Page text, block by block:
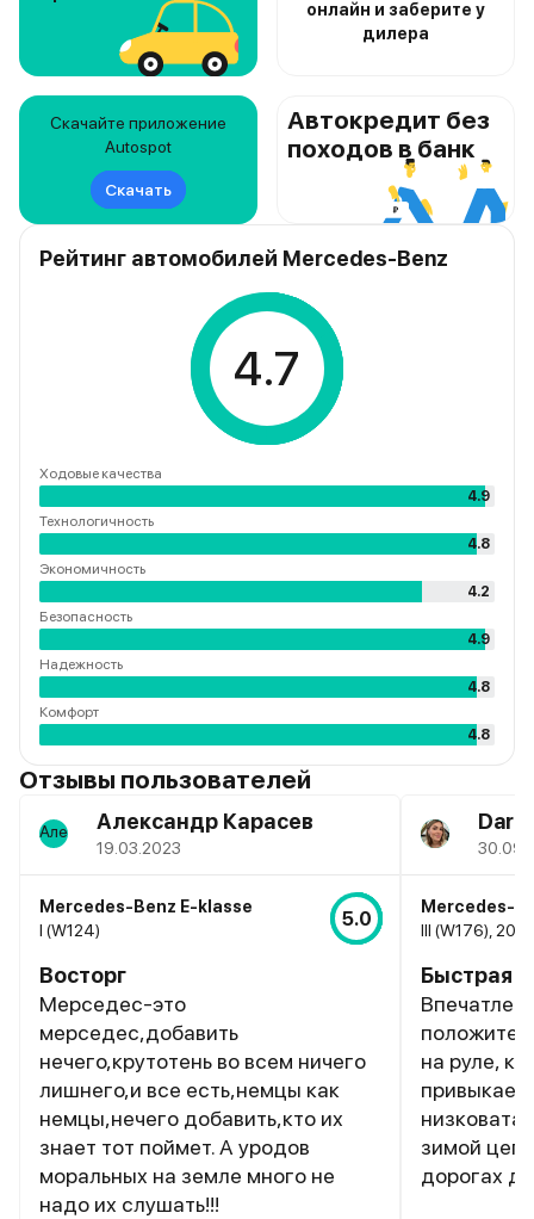
онлайн и заберите у
дилера
Скачайте приложение
Autospot
Скачать
Автокредит без
походов в банк
Рейтинг автомобилей Mercedes-Benz
4.7
Ходовые качества
4.9
Технологичность
4.8
Экономичность
4.2
Безопасность
4.9
Надежность
4.8
Комфорт
4.8
Отзывы пользователей
Александр Карасев
19.03.2023
Mercedes-Benz E-klasse
I (W124)
5.0
Восторг
Мерседес-это
мерседес,добавить
нечего,крутотень во всем ничего
лишнего,и все есть,немцы как
немцы,нечего добавить,кто их
знает тот поймет. А уродов
моральных на земле много не
надо их слушать!!!
Mercedes-
III (W176),
Быстрая
на руле, к
зимой
дорогах